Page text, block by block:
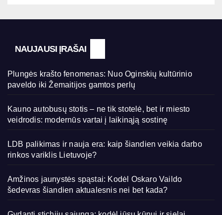
NAUJAUSI ĮRAŠAI
Plungės krašto fenomenas: Nuo Oginskių kultūrinio
paveldo iki Žemaitijos gamtos perlų
Kauno autobusų stotis – ne tik stotelė, bet ir miesto
veidrodis: modernūs vartai į laikinąją sostinę
LDB palikimas ir nauja era: kaip šiandien veikia darbo
rinkos variklis Lietuvoje?
Amžinos jaunystės spąstai: Kodėl Oskaro Vaildo
šedevras šiandien aktualesnis nei bet kada?